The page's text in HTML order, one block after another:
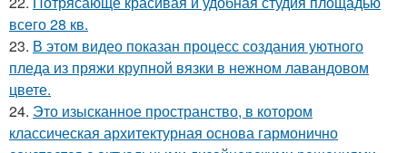
всего 28 кв.
23. В этом видео показан процесс создания уютного
пледа из пряжи крупной вязки в нежном лавандовом
цвете.
24. Это изысканное пространство, в котором
классическая архитектурная основа гармонично